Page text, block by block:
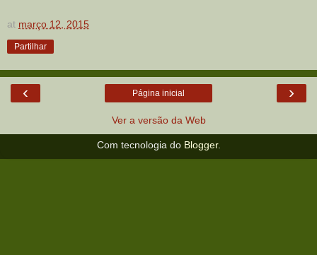
at março 12, 2015
Partilhar
‹ ›
Página inicial
Ver a versão da Web
Com tecnologia do Blogger.